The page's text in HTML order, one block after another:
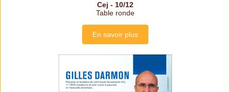
Cej - 10/12
Table ronde
En savoir plus